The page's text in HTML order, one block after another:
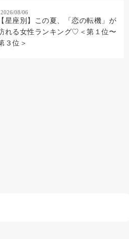
2026/08/06
【星座別】この夏、「恋の転機」が
れる女性ランキング♡＜第１位〜
３位＞